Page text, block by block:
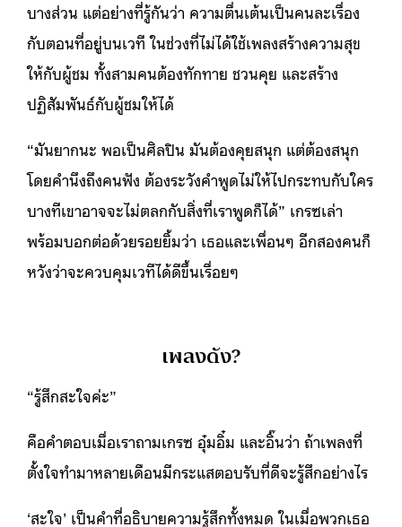
บางส่วน แต่อย่างที่รู้กันว่า ความตื่นเต้นเป็นคนละเรื่อง
กับตอนที่อยู่บนเวที ในช่วงที่ไม่ได้ใช้เพลงสร้างความสุข
ให้กับผู้ชม ทั้งสามคนต้องทักทาย ชวนคุย และสร้าง
ปฏิสัมพันธ์กับผู้ชมให้ได้
“มันยากนะ พอเป็นศิลปิน มันต้องคุยสนุก แต่ต้องสนุก
โดยคำนึงถึงคนฟัง ต้องระวังคำพูดไม่ให้ไปกระทบกับใคร
บางทีเขาอาจจะไม่ตลกกับสิ่งที่เราพูดก็ได้” เกรซเล่า
พร้อมบอกต่อด้วยรอยยิ้มว่า เธอและเพื่อนๆ อีกสองคนก็
หวังว่าจะควบคุมเวทีได้ดีขึ้นเรื่อยๆ
เพลงดัง?
“รู้สึกสะใจค่ะ”
คือคำตอบเมื่อเราถามเกรซ อุ๋มอิ๋ม และอิ๊นว่า ถ้าเพลงที่
ตั้งใจทำมาหลายเดือนมีกระแสตอบรับที่ดีจะรู้สึกอย่างไร
‘สะใจ’ เป็นคำที่อธิบายความรู้สึกทั้งหมด ในเมื่อพวกเธอ